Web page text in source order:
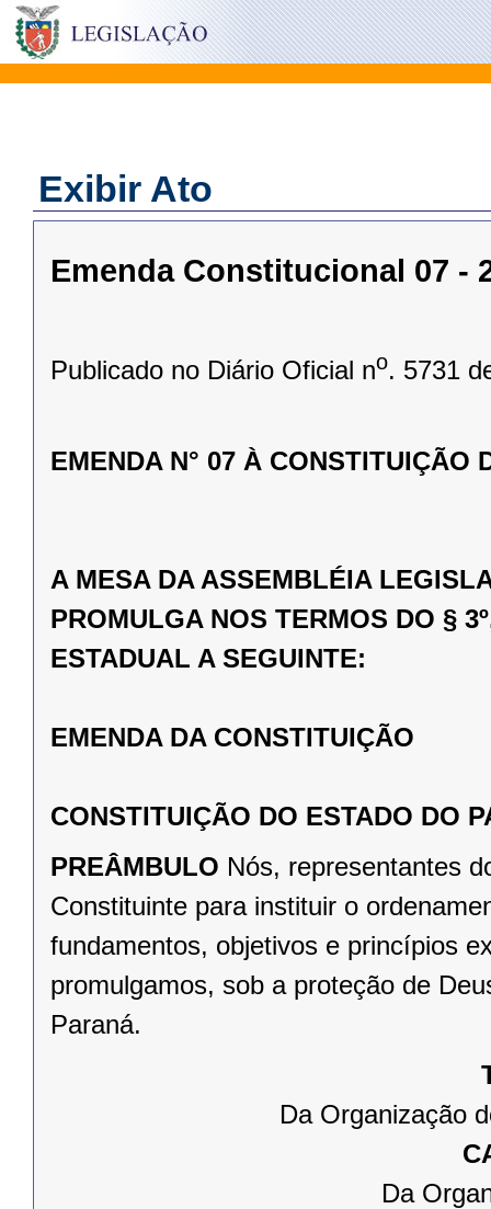
Exibir Ato
Emenda Constitucional 07 -
Publicado no Diário Oficial no. 5731
EMENDA N° 07 À CONSTITUIÇÃO
A MESA DA ASSEMBLÉIA
PROMULGA NOS TERMOS DO §
ESTADUAL A SEGUINTE:
EMENDA DA CONSTITUIÇÃO
CONSTITUIÇÃO DO ESTADO DO
PREÂMBULO Nós, representantes
Constituinte para instituir o
fundamentos, objetivos e princípios
promulgamos, sob a proteção de
Paraná.
Da Organização
Da